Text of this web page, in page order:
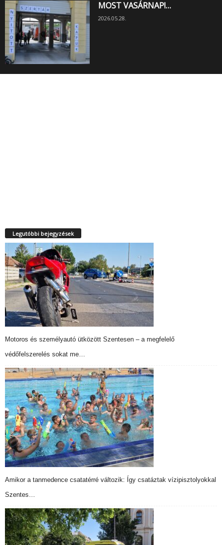
MOST VASÁRNAP!…
2026.05.28.
Legutóbbi bejegyzések
Motoros és személyautó ütközött Szentesen – a megfelelő
védőfelszerelés sokat me…
Amikor a tanmedence csatatérré változik: Így csatáztak vízipisztolyokkal
Szentes…